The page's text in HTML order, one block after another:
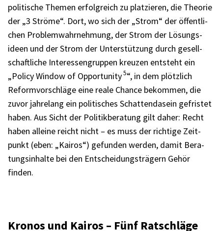
poli­ti­sche Themen erfolg­reich zu plat­zie­ren, die Theo­rie
der „3 Ströme“. Dort, wo sich der „Strom“ der öffent­li­
chen Problem­wahr­neh­mung, der Strom der Lösungs­
ideen und der Strom der Unter­stüt­zung durch gesell­
schaft­li­che Inter­es­sen­grup­pen kreu­zen entsteht ein
„Policy Window of Oppor­tu­nity5“, in dem plötz­lich
Reform­vor­schläge eine reale Chance bekom­men, die
zuvor jahre­lang ein poli­ti­sches Schat­ten­da­sein gefris­tet
haben. Aus Sicht der Poli­tik­be­ra­tung gilt daher: Recht
haben alleine reicht nicht – es muss der rich­tige Zeit­
punkt (eben: „Kairos“) gefun­den werden, damit Bera­
tungs­in­halte bei den Entschei­dungs­trä­gern Gehör
finden.
Kronos und Kairos – Fünf Ratschläge